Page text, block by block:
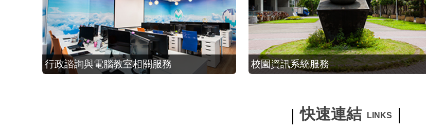
行政諮詢與電腦教室相關服務 校園資訊系統服務
快速連結 LINKS